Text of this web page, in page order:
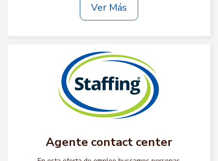
Ver Más
Agente contact center